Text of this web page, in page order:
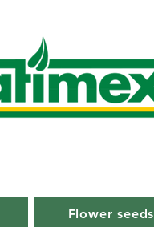
Flower seeds